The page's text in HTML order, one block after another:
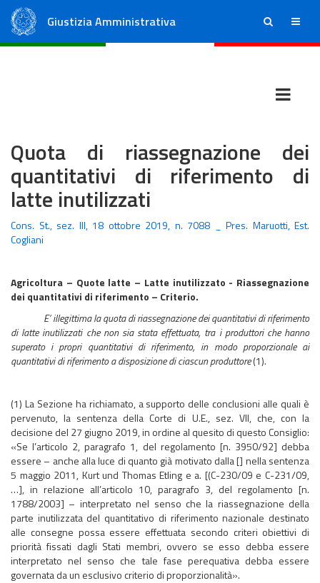
Giustizia Amministrativa ricerca menu
Quota di riassegnazione dei
quantitativi di riferimento di
latte inutilizzati
Cons. St., sez. III, 18 ottobre 2019, n. 7088 _ Pres. Maruotti, Est.
Cogliani
Agricoltura – Quote latte – Latte inutilizzato - Riassegnazione
dei quantitativi di riferimento – Criterio.
E’ illegittima la quota di riassegnazione dei quantitativi di riferimento
di latte inutilizzati che non sia stata effettuata, tra i produttori che hanno
superato i propri quantitativi di riferimento, in modo proporzionale ai
quantitativi di riferimento a disposizione di ciascun produttore(1).
(1) La Sezione ha richiamato, a supporto delle conclusioni alle quali è
pervenuto, la sentenza della Corte di U.E., sez. VII, che, con la
decisione del 27 giugno 2019, in ordine al quesito di questo Consiglio:
«Se l’articolo 2, paragrafo 1, del regolamento [n. 3950/92] debba
essere – anche alla luce di quanto già motivato dalla [] nella sentenza
5 maggio 2011, Kurt und Thomas Etling e a. [(C-230/09 e C-231/09,
…], in relazione all’articolo 10, paragrafo 3, del regolamento [n.
1788/2003] – interpretato nel senso che la riassegnazione della
parte inutilizzata del quantitativo di riferimento nazionale destinato
alle consegne possa essere effettuata secondo criteri obiettivi di
priorità fissati dagli Stati membri, ovvero se esso debba essere
interpretato nel senso che tale fase perequativa debba essere
governata da un esclusivo criterio di proporzionalità».